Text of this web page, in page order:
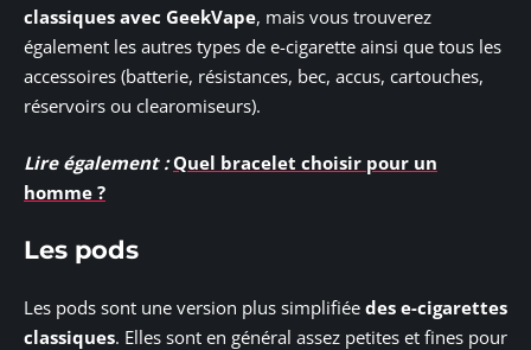
classiques avec GeekVape, mais vous trouverez
également les autres types de e-cigarette ainsi que tous les
accessoires (batterie, résistances, bec, accus, cartouches,
réservoirs ou clearomiseurs).
Lire également : Quel bracelet choisir pour un
homme ?
Les pods
Les pods sont une version plus simplifiée des e-cigarettes
classiques. Elles sont en général assez petites et fines pour